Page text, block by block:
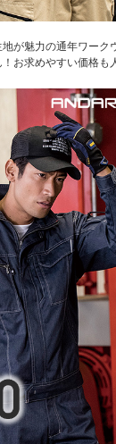
が魅力の通年ワーク
お求めやすい価格も